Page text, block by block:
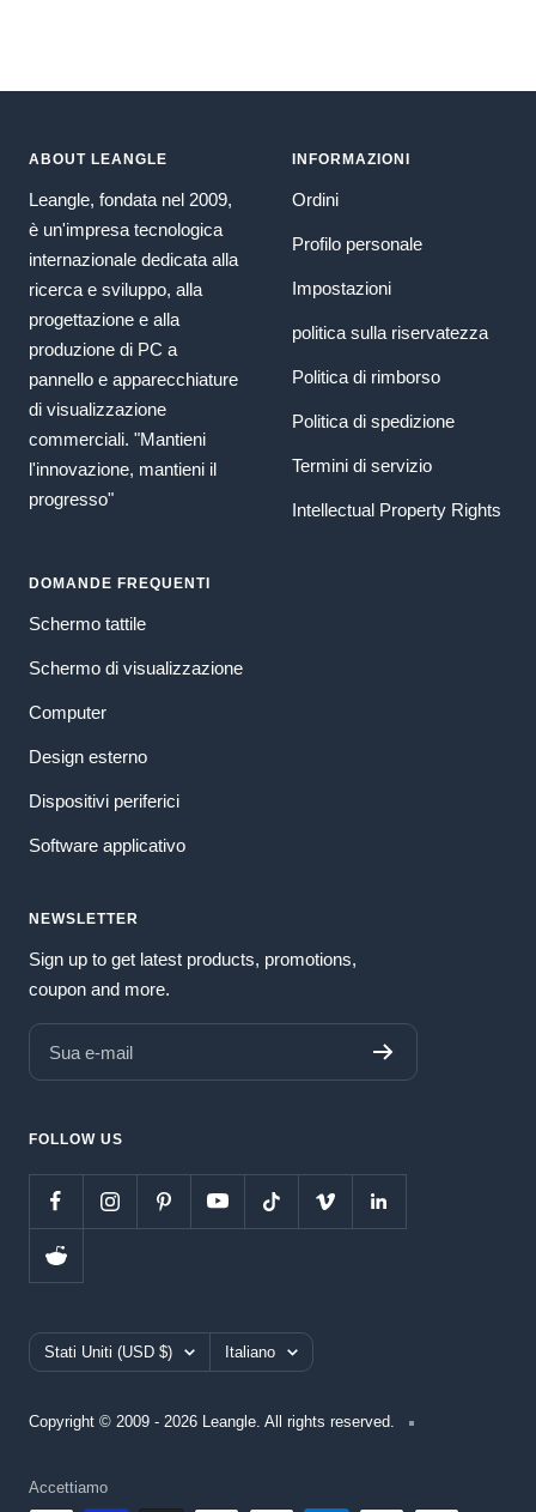
ABOUT LEANGLE
Leangle, fondata nel 2009,
è un'impresa tecnologica
internazionale dedicata alla
ricerca e sviluppo, alla
progettazione e alla
produzione di PC a
pannello e apparecchiature
di visualizzazione
commerciali. "Mantieni
l'innovazione, mantieni il
progresso"
INFORMAZIONI
Ordini
Profilo personale
Impostazioni
politica sulla riservatezza
Politica di rimborso
Politica di spedizione
Termini di servizio
Intellectual Property Rights
DOMANDE FREQUENTI
Schermo tattile
Schermo di visualizzazione
Computer
Design esterno
Dispositivi periferici
Software applicativo
NEWSLETTER
Sign up to get latest products, promotions,
coupon and more.
Sua e-mail
FOLLOW US
Paese/Area
geografica
Stati Uniti (USD $) Lingua
Italiano
Copyright © 2009 - 2026 Leangle. All rights reserved.
Accettiamo